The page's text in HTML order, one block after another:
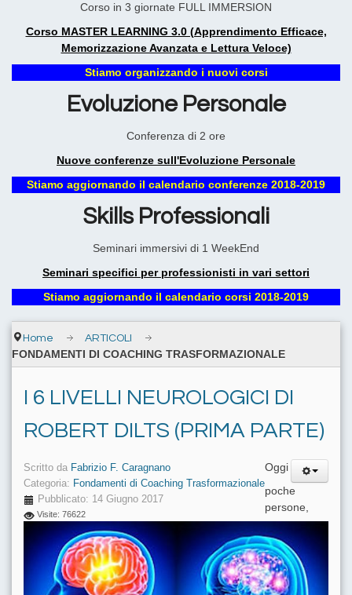
Corso in 3 giornate FULL IMMERSION
Corso MASTER LEARNING 3.0 (Apprendimento Efficace,
Memorizzazione Avanzata e Lettura Veloce)
Stiamo organizzando i nuovi corsi
Evoluzione Personale
Conferenza di 2 ore
Nuove conferenze sull'Evoluzione Personale
Stiamo aggiornando il calendario conferenze 2018-2019
Skills Professionali
Seminari immersivi di 1 WeekEnd
Seminari specifici per professionisti in vari settori
Stiamo aggiornando il calendario corsi 2018-2019
Home ARTICOLI
FONDAMENTI DI COACHING TRASFORMAZIONALE
I 6 LIVELLI NEUROLOGICI DI
ROBERT DILTS (PRIMA PARTE)
Scritto da Fabrizio F. Caragnano
Categoria: Fondamenti di Coaching Trasformazionale
Pubblicato: 14 Giugno 2017
Visite: 76622
Oggi
poche
persone,